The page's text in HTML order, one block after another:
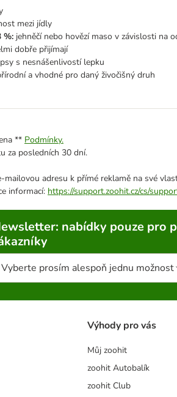
mezi jídly
%: jehněčí nebo hovězí maso v závislosti na
dobře přijímají
s nesnášenlivostí lepku
a vhodné pro daný živočišný druh
** Podmínky.
za posledních 30 dní.
adresu k přímé reklamě na své
informací: https://support.zoohit.cz/cs/
nabídky pouze pro
Vyberte prosím alespoň jednu možnost
Výhody pro vás
Můj zoohit
zoohit Autobalík
zoohit Club